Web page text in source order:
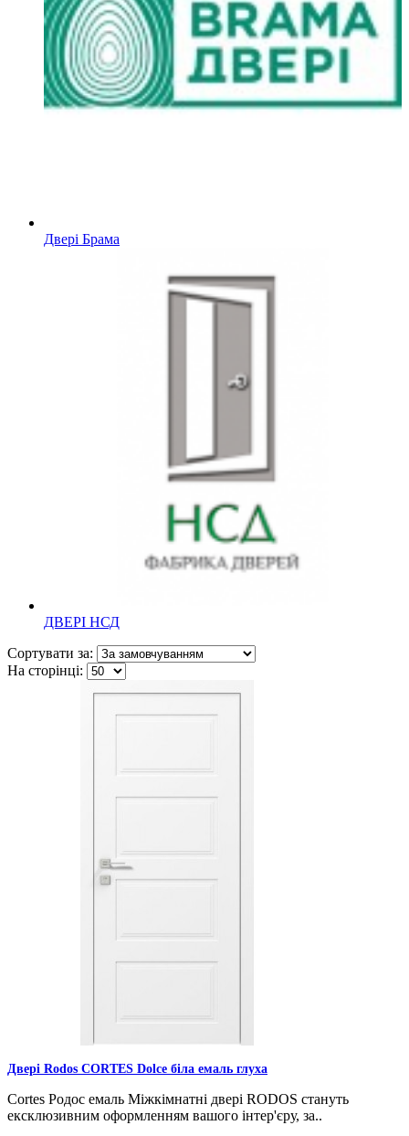
Двері Брама
ДВЕРІ НСД
Сортувати за:
На сторінці:
Двері Rodos CORTES Dolce біла емаль глуха
Cortes Родос емаль Міжкімнатні двері RODOS стануть
ексклюзивним оформленням вашого інтер'єру, за..